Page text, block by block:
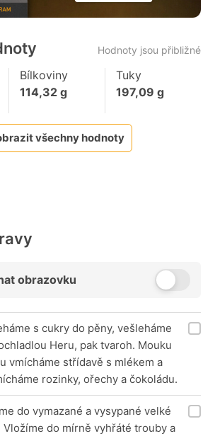
Hodnoty jsou přibližné
Bílkoviny
114,32g
Tuky
197,09 g
všechny hodnoty
obrazovku
s cukry do pěny, vešleháme
Heru, pak tvaroh. Mouku
vmícháme střídavě s mlékem a
rozinky, ořechy a čokoládu.
do vymazané a vysypané velké
Vložíme do mírně vyhřáté trouby a